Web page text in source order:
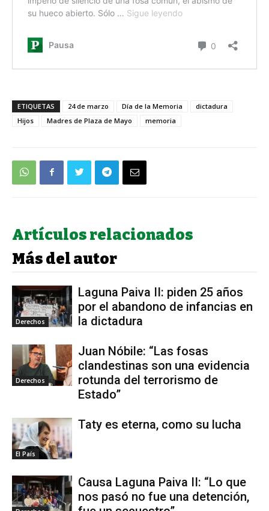
ETIQUETAS 24 de marzo Día de la Memoria
dictadura
Hijos
Madres de Plaza de Mayo memoria
Artículos relacionados
Más del autor
Derechos
Laguna Paiva II: piden 25 años
por el abandono de infancias en
la dictadura
Derechos
Juan Nóbile: “Las fosas
clandestinas son una evidencia
rotunda del terrorismo de
Estado”
El País
Taty es eterna, como su lucha
Causa Laguna Paiva II: “Lo que
nos pasó no fue una detención,